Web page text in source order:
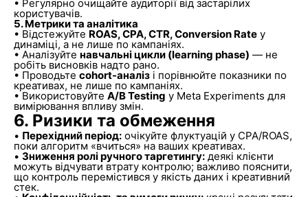
• Регулярно очищайте аудиторії від застарілих
користувачів.
5. Метрики та аналітика
• Відстежуйте ROAS, CPA, CTR, Conversion Rateу
динаміці, а не лише по кампаніях.
• Аналізуйте навчальні цикли (learning phase) — не
робіть висновків надто рано.
• Проводьте cohort-аналізі порівнюйте показники по
креативах, не лише по кампаніях.
• Використовуйте A/B Testing у Meta Experiments для
вимірювання впливу змін.
6. Ризики та обмеження
• Перехідний період:очікуйте флуктуацій у CPA/ROAS,
поки алгоритм «вчиться» на ваших креативах.
• Зниження ролі ручного таргетингу:деякі клієнти
можуть відчувати втрату контролю; важливо пояснити,
що контроль перемістився у якість даних і креативний
стек.